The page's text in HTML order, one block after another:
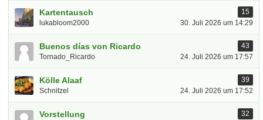
Kartentausch
15
lukabloom2000
30. Juli 2026 um 14:29
Buenos días von Ricardo
43
Tornado_Ricardo
24. Juli 2026 um 17:57
Kölle Alaaf
39
Schnitzel
24. Juli 2026 um 17:52
Vorstellung
32